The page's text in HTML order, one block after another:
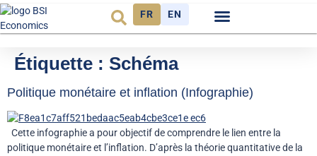
FR EN
Étiquette : Schéma
Politique monétaire et inflation (Infographie)
Cette infographie a pour objectif de comprendre le lien entre la
politique monétaire et l’inflation. D’après la théorie quantitative de la